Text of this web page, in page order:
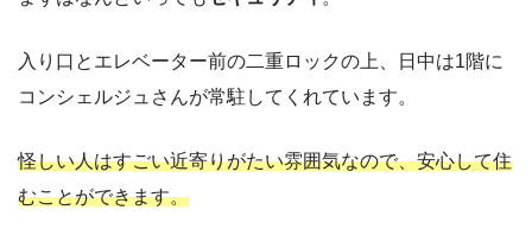
入り口とエレベーター前の二重ロックの上、日中は1階に
コンシェルジュさんが常駐してくれています。
怪しい人はすごい近寄りがたい雰囲気なので、安心して住
むことができます。